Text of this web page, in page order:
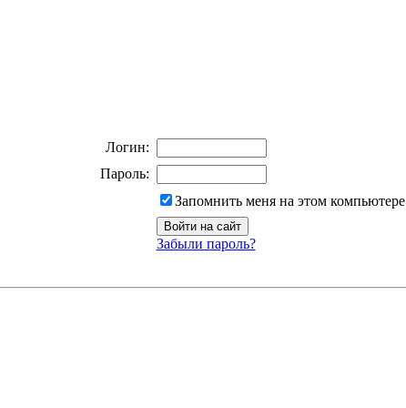
Логин:
Пароль:
Запомнить меня на этом компьютере
Забыли пароль?